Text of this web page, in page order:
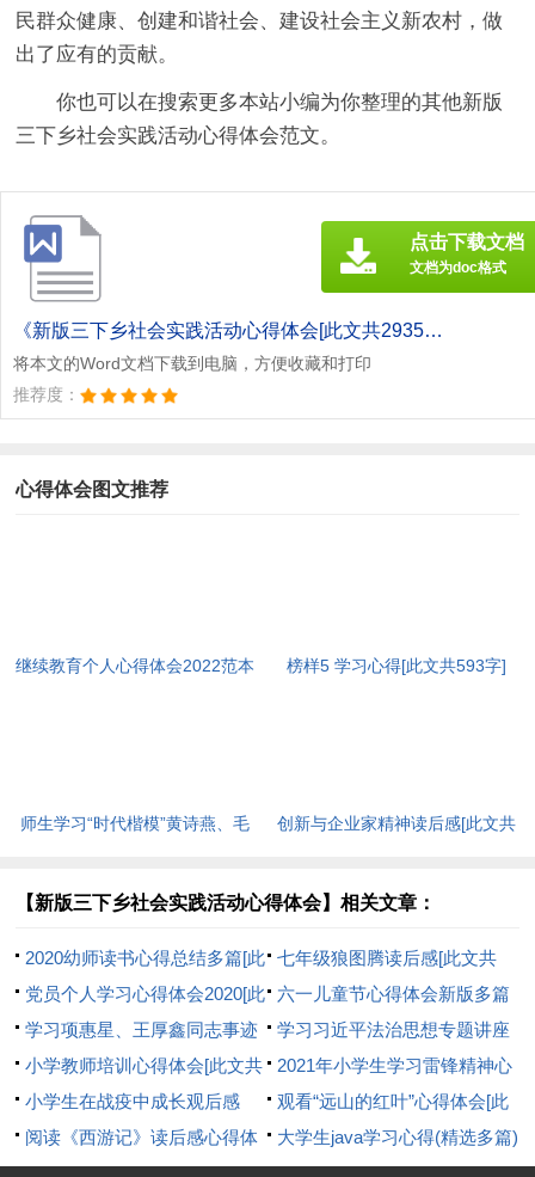
民群众健康、创建和谐社会、建设社会主义新农村，做
出了应有的贡献。
你也可以在搜索更多本站小编为你整理的其他新版
三下乡社会实践活动心得体会范文。
《新版三下乡社会实践活动心得体会[此文共2935字].doc》
将本文的Word文档下载到电脑，方便收藏和打印
推荐度：
点击下载文档
文档为doc格式
心得体会图文推荐
继续教育个人心得体会2022范本
榜样5 学习心得[此文共593字]
师生学习“时代楷模”黄诗燕、毛
1570字]
创新与企业家精神读后感[此文共
【新版三下乡社会实践活动心得体会】相关文章：
2020幼师读书心得总结多篇[此
文共5403字]
七年级狼图腾读后感[此文共
3533字]
党员个人学习心得体会2020[此
文共5616字]
六一儿童节心得体会新版多篇
[此文共2582字]
学习项惠星、王厚鑫同志事迹
心得体会[此文共696字]
学习习近平法治思想专题讲座
的心得体会[此文共673字]
小学教师培训心得体会[此文共
6998字]
2021年小学生学习雷锋精神心
得体会文章[此文共2770字]
小学生在战疫中成长观后感
500字多篇[此文共2994字]
观看“远山的红叶”心得体会[此
文共6061字]
阅读《西游记》读后感心得体
会[此文共3565字]
大学生java学习心得(精选多篇)
[此文共17944字]